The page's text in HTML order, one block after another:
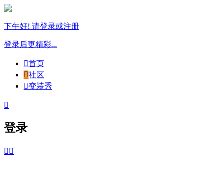
下午好! 请登录或注册
登录后更精彩...
首页
社区
变装秀

登录
 